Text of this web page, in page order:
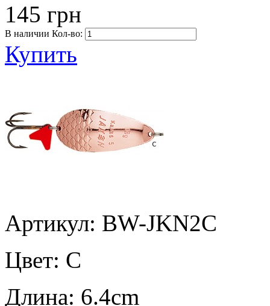
145 грн
В наличии Кол-во:
Купить
Артикул: BW-JKN2C
Цвет: C
Длина: 6.4cm